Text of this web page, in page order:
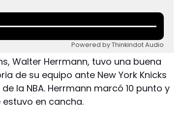
Powered by Thinkindot Audio
Walter Herrmann, tuvo una buena
de su equipo ante New York Knicks
la NBA. Herrmann marcó 10 punto y
en cancha.